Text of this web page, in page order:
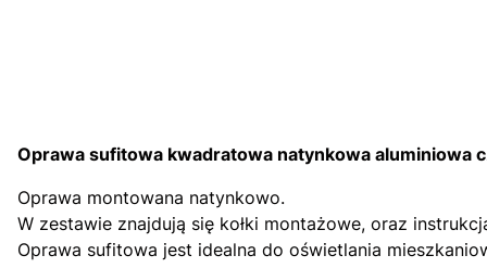
Oprawa sufitowa kwadratowa natynkowa aluminiowa
Oprawa montowana natynkowo.
W zestawie znajdują się kołki montażowe, oraz
Oprawa sufitowa jest idealna do oświetlania